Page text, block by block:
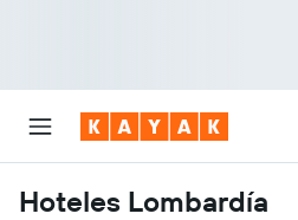
Hoteles Lombardía